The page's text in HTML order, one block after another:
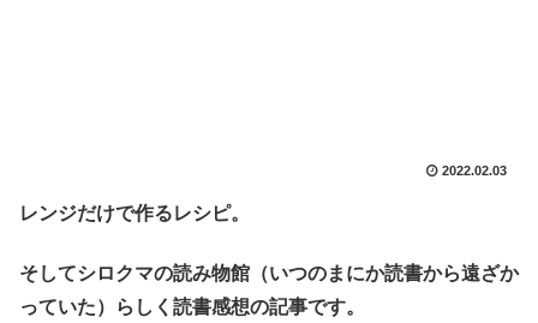
2022.02.03
レンジだけで作るレシピ。
そしてシロクマの読み物館（いつのまにか読書から遠ざか
っていた）らしく読書感想の記事です。